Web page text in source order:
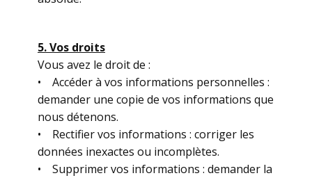
5. Vos droits
Vous avez le droit de :
• Accéder à vos informations personnelles :
demander une copie de vos informations que
nous détenons.
• Rectifier vos informations : corriger les
données inexactes ou incomplètes.
• Supprimer vos informations : demander la